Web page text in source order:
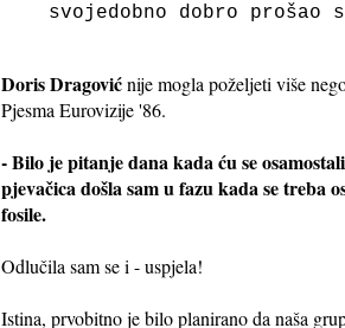
svojedobno dobro
Doris Dragovićnije mogla poželjeti više
Pjesma Eurovizije '86.
- Bilo je pitanje dana kada ću se
pjevačica došla sam u fazu kada se treba
fosile.
Odlučila sam se i - uspjela!
Istina, prvobitno je bilo planirano da naša